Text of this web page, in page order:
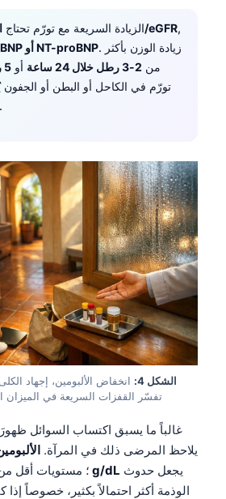
الزيادة السريعة مع تورّم تحتاجالكرياتينين/eGFR,
BNP أو NT-proBNP. زيادة الوزن بأكثر
من 2-3 رطل خلال 24 ساعة أو 5 رطل خلال أسبوع
تورّم في الكاحل أو البطن أو الجفون
إلى أن يثبت العكس.
الشكل 4:
انخفاض الألبومين، إجهاد
تفسّر القفزات السريعة في الميزان
غالباً ما يسبق اكتساب السوائل
يلاحظ المرضى ذلك في المرآة.
; ؛ مستويات أقل 3.0 g/dL
الوذمة أكثر احتمالاً بكثير، خصوصاً